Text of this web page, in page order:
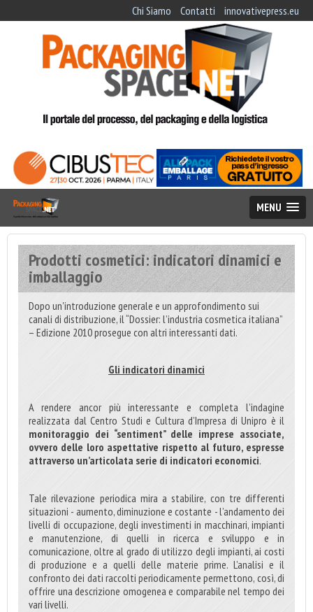
Chi Siamo Contatti innovativepress.eu
MENU
Prodotti cosmetici: indicatori dinamici e
imballaggio
Dopo un'introduzione generale e un approfondimento sui
canali di distribuzione, il “Dossier: l’industria cosmetica italiana”
– Edizione 2010 prosegue con altri interessanti dati.
Gli indicatori dinamici
A rendere ancor più interessante e completa l’indagine
realizzata dal Centro Studi e Cultura d’Impresa di Unipro è il
monitoraggio dei “sentiment” delle imprese associate,
ovvero delle loro aspettative rispetto al futuro, espresse
attraverso un’articolata serie di indicatori economici.
Tale rilevazione periodica mira a stabilire, con tre differenti
situazioni - aumento, diminuzione e costante - l’andamento dei
livelli di occupazione, degli investimenti in macchinari, impianti
e manutenzione, di quelli in ricerca e sviluppo e in
comunicazione, oltre al grado di utilizzo degli impianti, ai costi
di produzione e a quelli delle materie prime. L’analisi e il
confronto dei dati raccolti periodicamente permettono, così, di
offrire una descrizione omogenea e comparabile nel tempo dei
vari livelli.